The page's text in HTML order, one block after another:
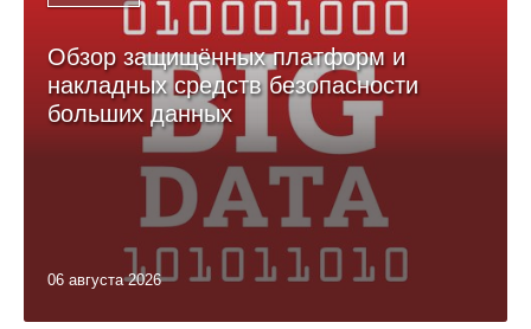
Обзор защищённых платформ и
накладных средств безопасности
больших данных
06 августа 2026